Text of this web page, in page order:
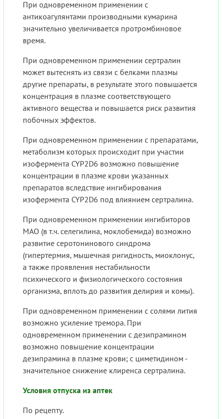
При одновременном применении с
антикоагулянтами производными кумарина
значительно увеличивается протромбиновое
время.
При одновременном применении сертралин
может вытеснять из связи с белками плазмы
другие препараты, в результате этого повышается
концентрация в плазме соответствующего
активного вещества и повышается риск развития
побочных эффектов.
При одновременном применении с препаратами,
метаболизм которых происходит при участии
изофермента CYP2D6 возможно повышение
концентрации в плазме крови указанных
препаратов вследствие ингибирования
изофермента CYP2D6 под влиянием сертралина.
При одновременном применении ингибиторов
МАО (в т.ч. селегилина, моклобемида) возможно
развитие серотонинового синдрома
(гипертермия, мышечная ригидность, миоклонус,
а также проявления нестабильности
психического и физиологического состояния
организма, вплоть до развития делирия и комы).
При одновременном применении с солями лития
возможно усиление тремора. При
одновременном применении с дезипрамином
возможно повышение концентрации
дезипрамина в плазме крови; с циметидином -
значительное снижение клиренса сертралина.
Условия отпуска из аптек
По рецепту.